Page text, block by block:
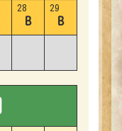
28
B
29
B